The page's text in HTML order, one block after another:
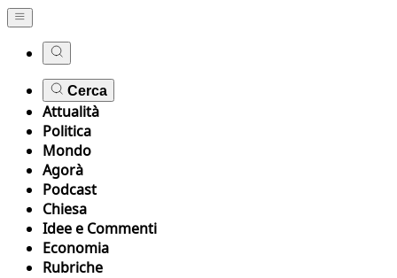
Cerca
Attualità
Politica
Mondo
Agorà
Podcast
Chiesa
Idee e Commenti
Economia
Rubriche